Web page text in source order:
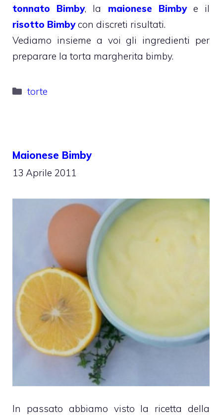
tonnato Bimby, la maionese Bimbye il
risotto Bimbycon discreti risultati.
Vediamo insieme a voi gli ingredienti per
preparare la torta margherita bimby.
Categorie
torte
Maionese Bimby
13 Aprile 2011
In passato abbiamo visto la ricetta della